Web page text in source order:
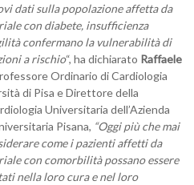
dati sulla popolazione affetta da
con diabete, insufficienza
confermano la vulnerabilità di
a rischio“, ha dichiarato Raffaele
Ordinario di Cardiologia
di Pisa e Direttore della
Universitaria dell’Azienda
Pisana, “Oggi più che mai
come i pazienti affetti da
con comorbilità possano essere
nella loro cura e nel loro